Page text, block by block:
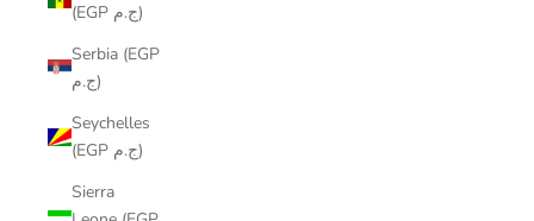
(EGP ج.م)
Serbia (EGP
ج.م)
Seychelles
(EGP ج.م)
Sierra